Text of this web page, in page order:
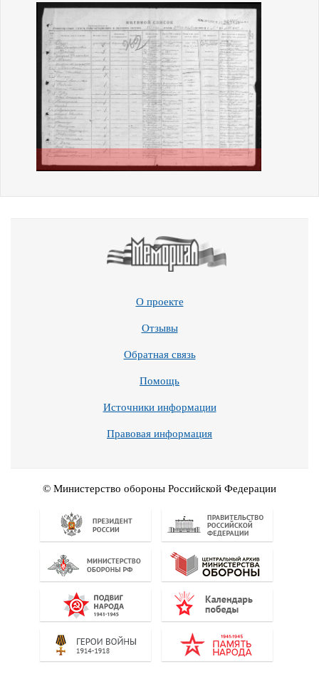
О проекте
Отзывы
Обратная связь
Помощь
Источники информации
Правовая информация
© Министерство обороны Российской Федерации